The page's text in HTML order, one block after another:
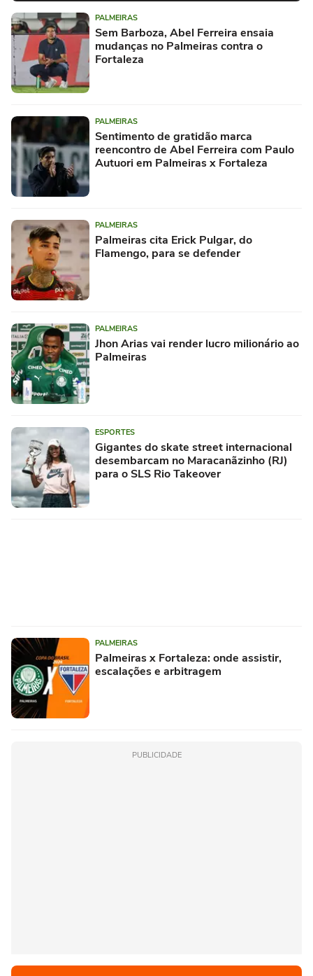
PALMEIRAS
Sem Barboza, Abel Ferreira ensaia
mudanças no Palmeiras contra o
Fortaleza
PALMEIRAS
Sentimento de gratidão marca
reencontro de Abel Ferreira com Paulo
Autuori em Palmeiras x Fortaleza
PALMEIRAS
Palmeiras cita Erick Pulgar, do
Flamengo, para se defender
PALMEIRAS
Jhon Arias vai render lucro milionário ao
Palmeiras
ESPORTES
Gigantes do skate street internacional
desembarcam no Maracanãzinho (RJ)
para o SLS Rio Takeover
PALMEIRAS
Palmeiras x Fortaleza: onde assistir,
escalações e arbitragem
PUBLICIDADE